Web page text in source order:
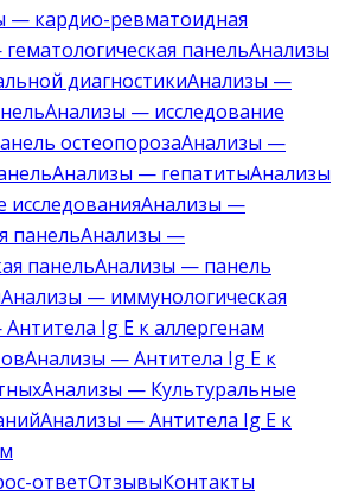
— кардио-ревматоидная
панельАнализы
диагностикиАнализы —
Анализы — исследование
остеопорозаАнализы —
Анализы — гепатитыАнализы
исследованияАнализы —
панельАнализы —
панельАнализы — панель
Анализы — иммунологическая
Ig E к аллергенам
Анализы — Антитела Ig E к
Анализы — Культуральные
Анализы — Антитела Ig E к
ответОтзывыКонтакты